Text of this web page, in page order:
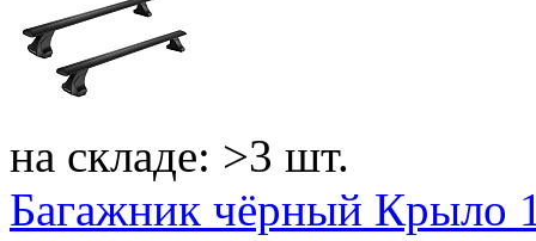
на складе: >3 шт.
Багажник чёрный Крыло